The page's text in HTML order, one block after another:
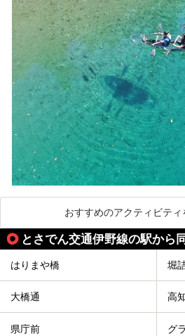
おすすめのアクティビティ
とさでん交通伊野線の駅から
はりまや橋 堀
大橋通 高
県庁前 グ